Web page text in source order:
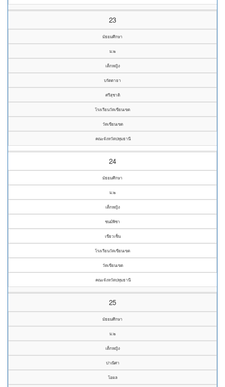
23
มัธยมศึกษา
ม.๒
เด็กหญิง
บรัตดายา
ศรีสุชาติ
โรงเรียนวัดเขียนเขต
วัดเขียนเขต
คณะจังหวัดปทุมธานี
24
มัธยมศึกษา
ม.๒
เด็กหญิง
ชนม์พิชา
เขียวเซ็น
โรงเรียนวัดเขียนเขต
วัดเขียนเขต
คณะจังหวัดปทุมธานี
25
มัธยมศึกษา
ม.๒
เด็กหญิง
ปาณิศา
โอผล